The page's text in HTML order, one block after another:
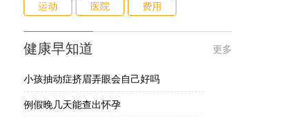
运动 医院 费用
健康早知道 更多
小孩抽动症挤眉弄眼会自己好吗
例假晚几天能查出怀孕